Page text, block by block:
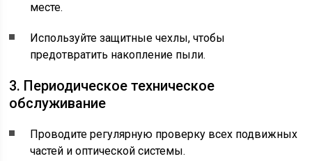
месте.
Используйте защитные чехлы, чтобы
предотвратить накопление пыли.
3. Периодическое техническое
обслуживание
Проводите регулярную проверку всех подвижных
частей и оптической системы.